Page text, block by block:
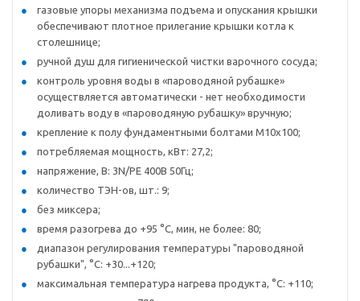
газовые упоры механизма подъема и опускания крышки
обеспечивают плотное прилегание крышки котла к
столешнице;
ручной душ для гигиенической чистки варочного сосуда;
контроль уровня воды в «пароводяной рубашке»
осуществляется автоматически - нет необходимости
доливать воду в «пароводяную рубашку» вручную;
крепление к полу фундаментными болтами М10х100;
потребляемая мощность, кВт: 27,2;
напряжение, В: 3N/PE 400В 50Гц;
количество ТЭН-ов, шт.: 9;
без миксера;
время разогрева до +95 °C, мин, не более: 80;
диапазон регулирования температуры "пароводяной
рубашки", °C: +30...+120;
максимальная температура нагрева продукта, °C: +110;